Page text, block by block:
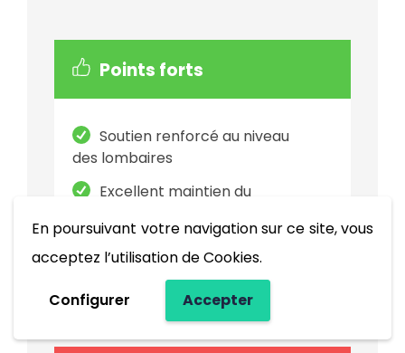
En poursuivant votre navigation sur ce site, vous
acceptez l’utilisation de Cookies.
Configurer Accepter
Points forts
Soutien renforcé au niveau
des lombaires
Excellent maintien du
Fabriqué en France